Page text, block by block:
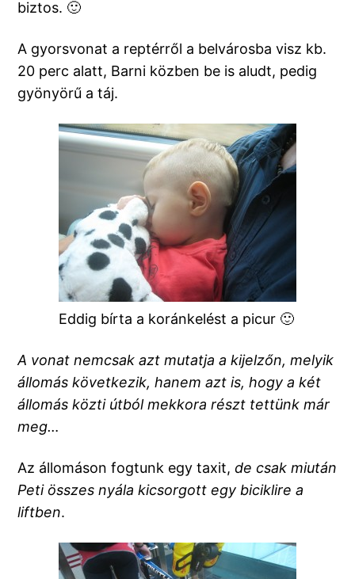
biztos. 🙂
A gyorsvonat a reptérről a belvárosba visz kb.
20 perc alatt, Barni közben be is aludt, pedig
gyönyörű a táj.
Eddig bírta a koránkelést a picur 🙂
A vonat nemcsak azt mutatja a kijelzőn, melyik
állomás következik, hanem azt is, hogy a két
állomás közti útból mekkora részt tettünk már
meg…
Az állomáson fogtunk egy taxit,de csak miután
Peti összes nyála kicsorgott egy biciklire a
liftben.